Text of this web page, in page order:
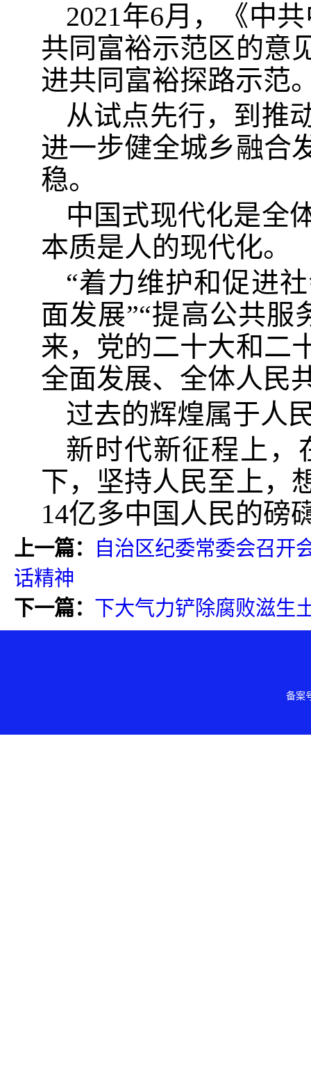
2021年6月，《中
共同富裕示范区的意
进共同富裕探路示范
从试点先行，到推
进一步健全城乡融
稳。
中国式现代化是全
本质是人的现代化。
“着力维护和促进
面发展”“提高公共
来，党的二十大和二
全面发展、全体人民
过去的辉煌属于人
新时代新征程上，
下，坚持人民至上，
14亿多中国人民的磅
上一篇：
自治区纪委常委会召开
话精神
下一篇： 下大气力铲除腐败滋生
备案